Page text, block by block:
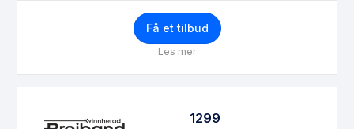
Få et tilbud
Les mer
1299